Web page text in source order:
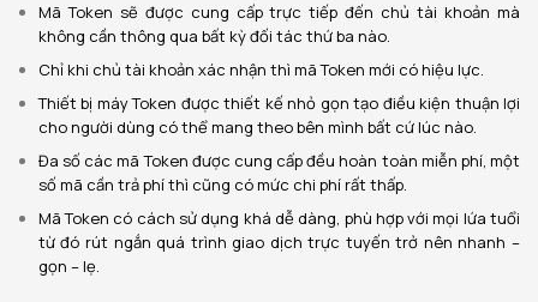
Mã Token sẽ được cung cấp trực tiếp đến chủ tài khoản mà
không cần thông qua bất kỳ đối tác thứ ba nào.
Chỉ khi chủ tài khoản xác nhận thì mã Token mới có hiệu lực.
Thiết bị máy Token được thiết kế nhỏ gọn tạo điều kiện thuận lợi
cho người dùng có thể mang theo bên mình bất cứ lúc nào.
Đa số các mã Token được cung cấp đều hoàn toàn miễn phí, một
số mã cần trả phí thì cũng có mức chi phí rất thấp.
Mã Token có cách sử dụng khá dễ dàng, phù hợp với mọi lứa tuổi
từ đó rút ngắn quá trình giao dịch trực tuyến trở nên nhanh –
gọn – lẹ.